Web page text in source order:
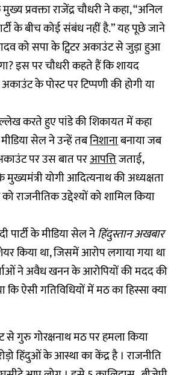
प्रवक्ता राजेंद्र चौधरी ने कहा, “अनिल
के बीच कोई संबंध नहीं है.” यह पूछे जाने
को सपा के ट्विटर अकाउंट से जुड़ा हुआ
इस पर चौधरी कहते हैं कि शायद
के पोस्ट पर टिप्पणी की होगी या
करते हुए पांडे की शिकायत में कहा
मीडिया सेल ने उन्हें तबनिशानाबनाया जब
पर उस बात परआपत्तिजताई,
मुख्यमंत्री योगी आदित्यनाथ की अध्यक्षता
राजनीतिक उद्देश्यों को शामिल किया
के मीडिया सेल नेहिंदुस्तान अखबार
किया था, जिसमें आरोप लगाया गया था
ने अवैध खनन के आरोपियों की मदद की
ऐसी गतिविधियों में मठ का हिस्सा क्या
से गुरु गोरक्षनाथ मठ पर हमला किया
हिंदुओं के आस्था का केंद्र है । राजनीति